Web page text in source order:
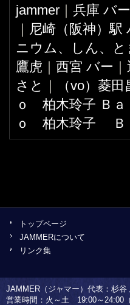
jammer ｜ 兵庫 バー
｜ 尼崎（阪神）駅
ニウム、しん、
鷹虎 ｜ 西宮 バー ｜
さと
｜ （vo）菱田
ｏ 柏木玲子 Ｂ
ｏ 柏木玲子
トップページ
JAMMERについて
リンク集
JAMMER（ジャマー）代表：杉
営業時間：火～土 19:00～24:00